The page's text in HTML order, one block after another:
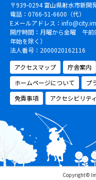
〒939-0294 富山県射水市新開
電話：0766-51-6600（代）
Eメールアドレス：
開庁時間：月曜から金曜 午前
年始を除く）
法人番号：2000020162116
アクセスマップ
庁舎案内
ホームページについて
プ
免責事項
アクセシビリテ
Copyright©